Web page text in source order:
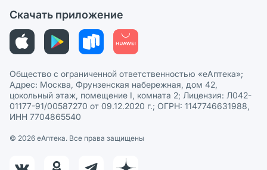
Этика и соответствие
Политика в отношении обработки персональных данных
Скачать приложение
Общество с ограниченной ответственностью «еАптека»;
Адрес: Москва, Фрунзенская набережная, дом 42,
цокольный этаж, помещение I, комната 2; Лицензия: Л042-
01177-91/00587270 от 09.12.2020 г.; ОГРН: 1147746631988,
ИНН 7704865540
© 2026 eАптека. Все права защищены